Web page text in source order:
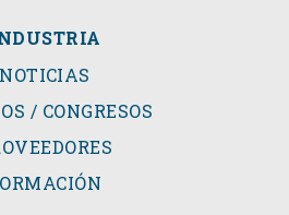
NOTICIAS
/ CONGRESOS